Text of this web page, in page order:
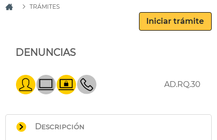
TRÁMITES
DENUNCIAS
AD.RQ.30
Descripción